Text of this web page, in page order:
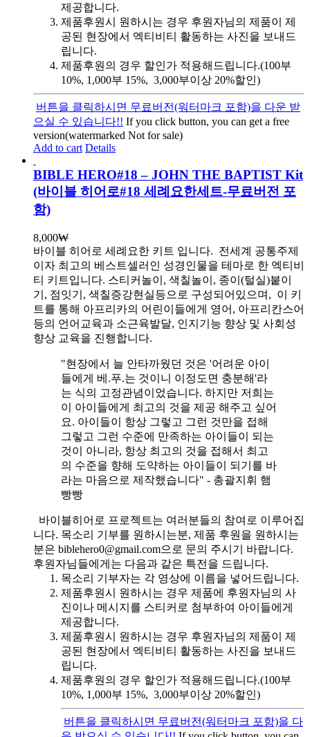
제공합니다.
제품후원시 원하시는 경우 후원자님의 제품이 제
공된 현장에서 엑티비티 활동하는 사진을 보내드
립니다.
제품후원의 경우 할인가 적용해드립니다.(100부
10%, 1,000부 15%, 3,000부이상 20%할인)
버튼을 클릭하시면 무료버전(워터마크 포함)을 다운 받
으실 수 있습니다!! If you click button, you can get a free
version(watermarked Not for sale)
Add to cart Details
BIBLE HERO#18 – JOHN THE BAPTIST Kit
(바이블 히어로#18 세례요한세트-무료버전 포
함)
8,000₩
바이블 히어로 세례요한 키트 입니다. 전세계 공통주제
이자 최고의 베스트셀러인 성경인물을 테마로 한 엑티비
티 키트입니다. 스티커놀이, 색칠놀이, 종이(털실)붙이
기, 점잇기, 색칠증강현실등으로 구성되어있으며, 이 키
트를 통해 아프리카의 어린이들에게 영어, 아프리칸스어
등의 언어교육과 소근육발달, 인지기능 향상 및 사회성
향상 교육을 진행합니다.
"현장에서 늘 안타까웠던 것은 '어려운 아이
들에게 베.푸.는 것이니 이정도면 충분해'라
는 식의 고정관념이었습니다. 하지만 저희는
이 아이들에게 최고의 것을 제공 해주고 싶어
요. 아이들이 항상 그렇고 그런 것만을 접해
그렇고 그런 수준에 만족하는 아이들이 되는
것이 아니라, 항상 최고의 것을 접해서 최고
의 수준을 향해 도약하는 아이들이 되기를 바
라는 마음으로 제작했습니다" - 총괄지휘 햄
빵빵
바이블히어로 프로젝트는 여러분들의 참여로 이루어집
니다. 목소리 기부를 원하시는분, 제품 후원을 원하시는
분은 biblehero0@gmail.com으로 문의 주시기 바랍니다.
후원자님들에게는 다음과 같은 특전을 드립니다.
목소리 기부자는 각 영상에 이름을 넣어드립니다.
제품후원시 원하시는 경우 제품에 후원자님의 사
진이나 메시지를 스티커로 첨부하여 아이들에게
제공합니다.
제품후원시 원하시는 경우 후원자님의 제품이 제
공된 현장에서 엑티비티 활동하는 사진을 보내드
립니다.
제품후원의 경우 할인가 적용해드립니다.(100부
10%, 1,000부 15%, 3,000부이상 20%할인)
버튼을 클릭하시면 무료버전(워터마크 포함)을 다